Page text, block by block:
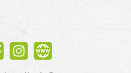
Instagram Website